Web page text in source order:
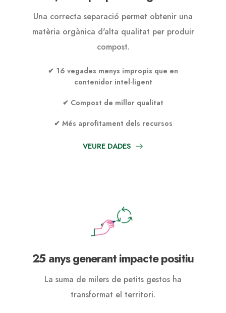
Una correcta separació permet obtenir una
matèria orgànica d'alta qualitat per produir
compost.
✔ 16 vegades menys impropis que en
contenidor intel·ligent
✔ Compost de millor qualitat
✔ Més aprofitament dels recursos
VEURE DADES
25 anys generant impacte positiu
La suma de milers de petits gestos ha
transformat el territori.